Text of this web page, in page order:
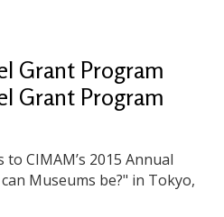
Grant Program
Grant Program
CIMAM’s 2015 Annual
Museums be?" in Tokyo,